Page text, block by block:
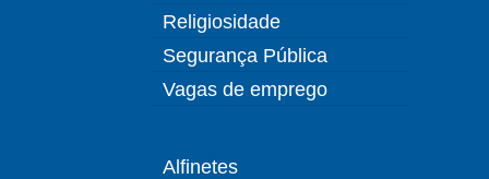
Religiosidade
Segurança Pública
Vagas de emprego
Alfinetes